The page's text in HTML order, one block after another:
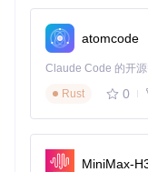
系统环境要求
安装.NET 6.0运行
至少100MB可用
支持的操作系统
Linux发行版
atomcode
Rust
0
MiniMax-